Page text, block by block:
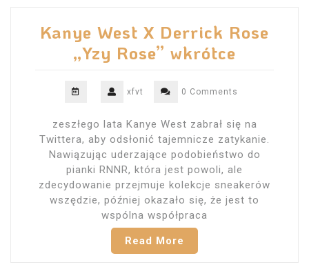
Kanye West X Derrick Rose
„Yzy Rose” wkrótce
xfvt 0 Comments
zeszłego lata Kanye West zabrał się na
Twittera, aby odsłonić tajemnicze zatykanie.
Nawiązując uderzające podobieństwo do
pianki RNNR, która jest powoli, ale
zdecydowanie przejmuje kolekcje sneakerów
wszędzie, później okazało się, że jest to
wspólna współpraca
Read More